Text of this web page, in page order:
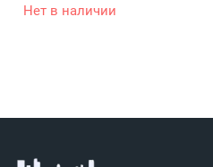
Нет в наличии